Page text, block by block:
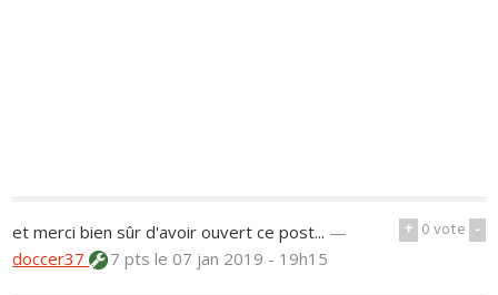
+ 0vote -
et merci bien sûr d'avoir ouvert ce post... —
doccer37
7 ptsle 07 jan 2019 - 19h15